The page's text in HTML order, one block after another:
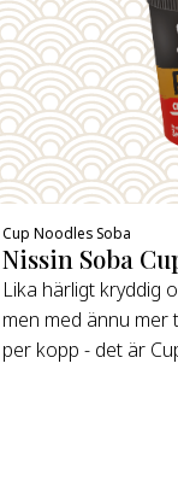
Cup Noodles Soba
Nissin Soba
Lika härligt kryddig
men med ännu
per kopp - det är